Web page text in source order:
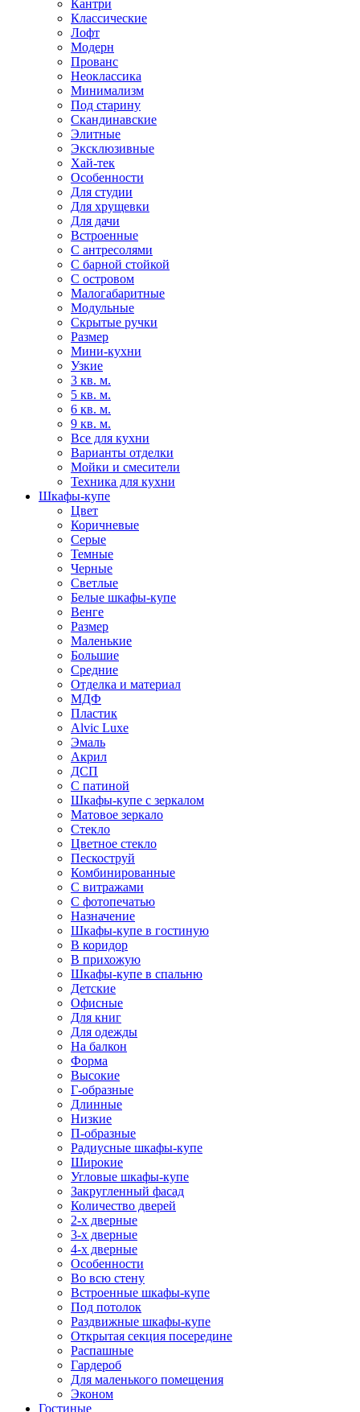
Кантри
Классические
Лофт
Модерн
Прованс
Неоклассика
Минимализм
Под старину
Скандинавские
Элитные
Эксклюзивные
Хай-тек
Особенности
Для студии
Для хрущевки
Для дачи
Встроенные
С антресолями
С барной стойкой
С островом
Малогабаритные
Модульные
Скрытые ручки
Размер
Мини-кухни
Узкие
3 кв. м.
5 кв. м.
6 кв. м.
9 кв. м.
Все для кухни
Варианты отделки
Мойки и смесители
Техника для кухни
Шкафы-купе
Цвет
Коричневые
Серые
Темные
Черные
Светлые
Белые шкафы-купе
Венге
Размер
Маленькие
Большие
Средние
Отделка и материал
МДФ
Пластик
Alvic Luxe
Эмаль
Акрил
ДСП
С патиной
Шкафы-купе с зеркалом
Матовое зеркало
Стекло
Цветное стекло
Пескоструй
Комбинированные
С витражами
С фотопечатью
Назначение
Шкафы-купе в гостиную
В коридор
В прихожую
Шкафы-купе в спальню
Детские
Офисные
Для книг
Для одежды
На балкон
Форма
Высокие
Г-образные
Длинные
Низкие
П-образные
Радиусные шкафы-купе
Широкие
Угловые шкафы-купе
Закругленный фасад
Количество дверей
2-х дверные
3-х дверные
4-х дверные
Особенности
Во всю стену
Встроенные шкафы-купе
Под потолок
Раздвижные шкафы-купе
Открытая секция посередине
Распашные
Гардероб
Для маленького помещения
Эконом
Гостиные